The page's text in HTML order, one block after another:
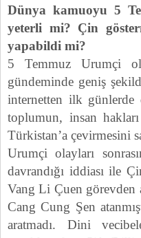
Dünya kamuoyu 5
yeterli mi? Çin
yapabildi mi?
5 Temmuz Urumçi
gündeminde geniş
internetten ilk günlerde
toplumun, insan
Türkistan’a çevirmesini
Urumçi olayları
davrandığı iddiası ile
Vang Li Çuen görevden
Cang Cung Şen
aratmadı. Dini